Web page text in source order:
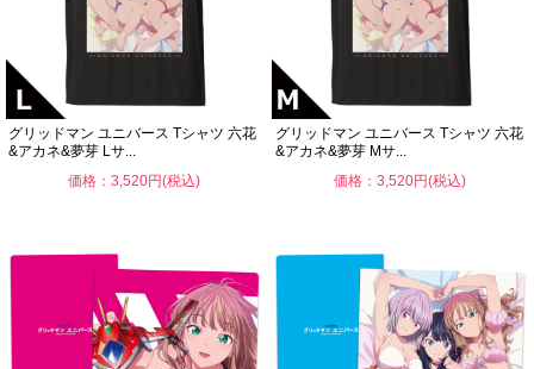
グリッドマン ユニバース Tシャツ 六花
&アカネ&夢芽 Lサ...
価格：3,520円(税込)
グリッドマン ユニバース Tシャツ 六花
&アカネ&夢芽 Mサ...
価格：3,520円(税込)